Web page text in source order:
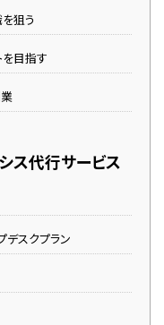
狙う
を目指す
ス代行サービス
スクプラン